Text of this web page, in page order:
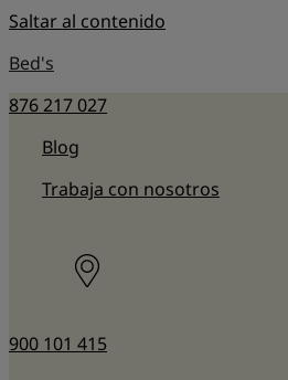
Saltar al contenido
Bed's
876 217 027
Blog
Trabaja con nosotros
900 101 415